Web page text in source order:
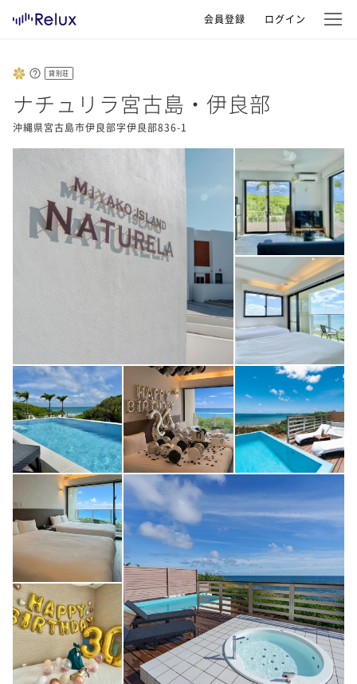
会員登録 ログイン
貸別荘
ナチュリラ宮古島・伊良部
沖縄県宮古島市伊良部字伊良部836-1